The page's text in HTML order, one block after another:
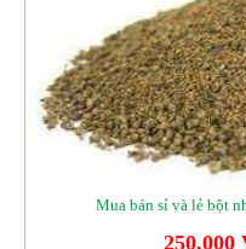
Mua bán sỉ và lẻ bột
250,000